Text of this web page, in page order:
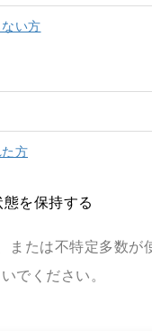
い方
方
態を保持する
または不特定多数が
でください。